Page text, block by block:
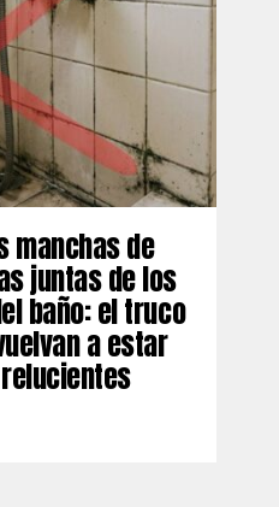
manchas de
juntas de los
baño: el truco
a estar